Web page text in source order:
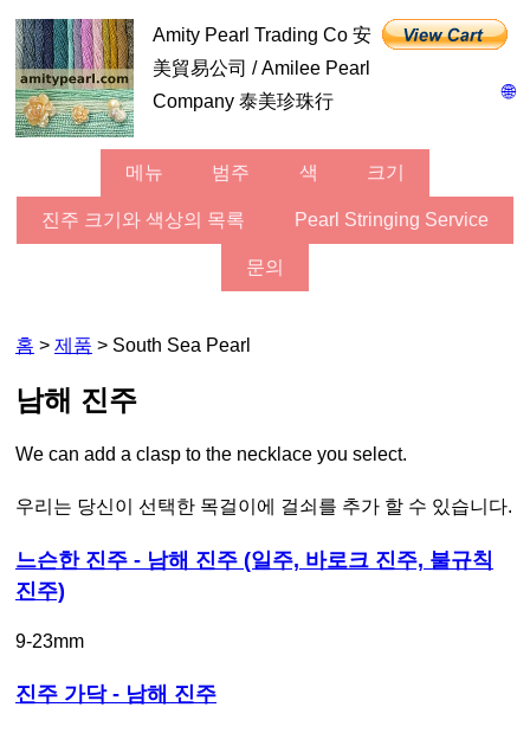
🌐
Amity Pearl Trading Co 安
美貿易公司 / Amilee Pearl
Company 泰美珍珠行
메뉴 범주 색 크기
진주 크기와 색상의 목록 Pearl Stringing Service
문의
홈 > 제품 > South Sea Pearl
남해 진주
We can add a clasp to the necklace you select.
우리는 당신이 선택한 목걸이에 걸쇠를 추가 할 수 있습니다.
느슨한 진주 - 남해 진주 (일주, 바로크 진주, 불규칙
진주)
9-23mm
진주 가닥 - 남해 진주